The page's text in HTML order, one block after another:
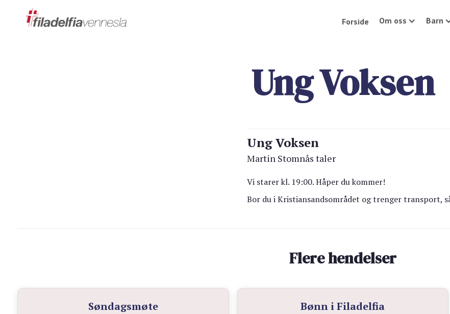
Forside Om oss Barn
Ung Voksen
Ung Voksen
Martin Stomnås taler
Vi starer kl. 19:00. Håper du kommer!
Bor du i Kristiansandsområdet og trenger transport,
Flere hendelser
Søndagsmøte Bønn i Filadelfia